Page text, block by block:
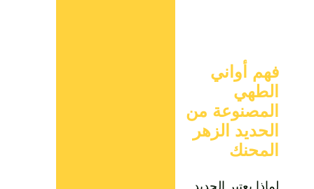
فهم أواني
الطهي
المصنوعة من
الحديد الزهر
المحنك
لماذا يعتبر الحديد